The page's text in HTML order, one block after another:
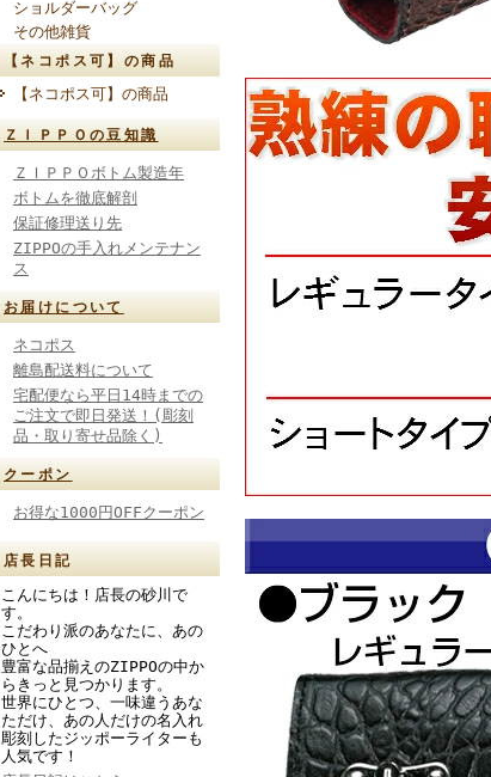
ショルダーバッグ
その他雑貨
【ネコポス可】の商品
【ネコポス可】の商品
ＺＩＰＰＯの豆知識
ＺＩＰＰＯボトム製造年
ボトムを徹底解剖
保証修理送り先
ZIPPOの手入れメンテナン
ス
お届けについて
ネコポス
離島配送料について
宅配便なら平日14時までの
ご注文で即日発送！(彫刻
品・取り寄せ品除く)
クーポン
お得な1000円OFFクーポン
店長日記
こんにちは！店長の砂川で
す。
こだわり派のあなたに、あの
ひとへ
豊富な品揃えのZIPPOの中か
らきっと見つかります。
世界にひとつ、一味違うあな
ただけ、あの人だけの名入れ
彫刻したジッポーライターも
人気です！